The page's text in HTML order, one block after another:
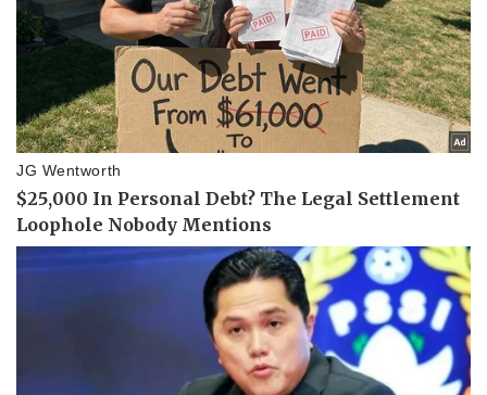
Vì cộng đồng
Chuyển đổi số